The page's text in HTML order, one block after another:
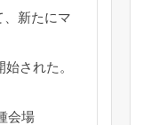
新たにマ
された。
会場